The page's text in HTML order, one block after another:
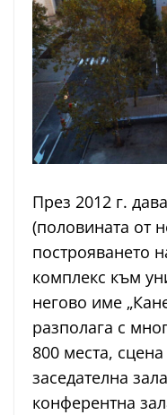
През 2012 г.
(половината от
построяването
комплекс към
негово име
разполага с
800 места,
заседателна
конферентна